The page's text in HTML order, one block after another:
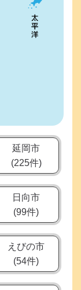
延岡市
(225件)
日向市
(99件)
えびの市
(54件)